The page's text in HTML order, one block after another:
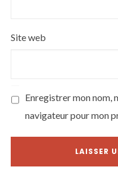
Site web
Enregistrer mon nom,
navigateur pour mon